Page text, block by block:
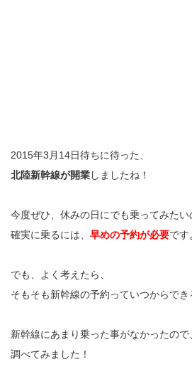
2015年3月14日待ちに待った、
北陸新幹線が開業しましたね！
今度ぜひ、休みの日にでも乗ってみたい
確実に乗るには、 早めの予約が必要です
でも、よく考えたら、
そもそも新幹線の予約っていつからでき
新幹線にあまり乗った事がなかったので
調べてみました！